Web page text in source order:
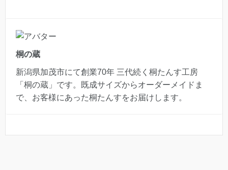
桐の蔵
新潟県加茂市にて創業70年 三代続く桐たんす工房
「桐の蔵」です。既成サイズからオーダーメイドま
で、お客様にあった桐たんすをお届けします。